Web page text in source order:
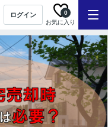
ログイン
お気に入り
0